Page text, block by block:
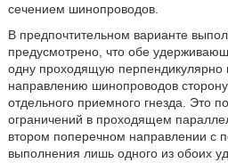
сечением шинопроводов.
В предпочтительном варианте
предусмотрено, что обе
одну проходящую перпендикулярно
направлению шинопроводов
отдельного приемного гнезда. Это
ограничений в проходящем
втором поперечном направлении с
выполнения лишь одного из обоих